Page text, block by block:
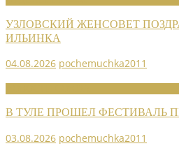
УЗЛОВСКИЙ ЖЕНСОВЕТ
ИЛЬИНКА
04.08.2026 pochemuchka2011
В ТУЛЕ ПРОШЕЛ ФЕСТИВАЛЬ
03.08.2026 pochemuchka2011